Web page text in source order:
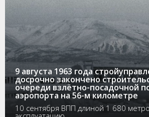
9 августа 1963 года
досрочно закончено
очереди взлётно-посадочной
аэропорта на 56-м километре
10 сентября ВПП длиной 1 680